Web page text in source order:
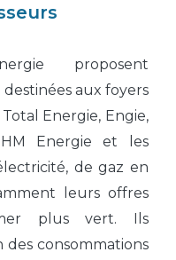
proposent
aux foyers
Energie, Engie,
Energie et les
de gaz en
leurs offres
plus vert. Ils
des consommations